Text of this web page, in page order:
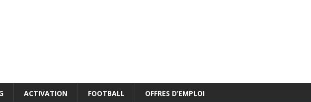
ACTIVATION FOOTBALL OFFRES D’EMPLOI